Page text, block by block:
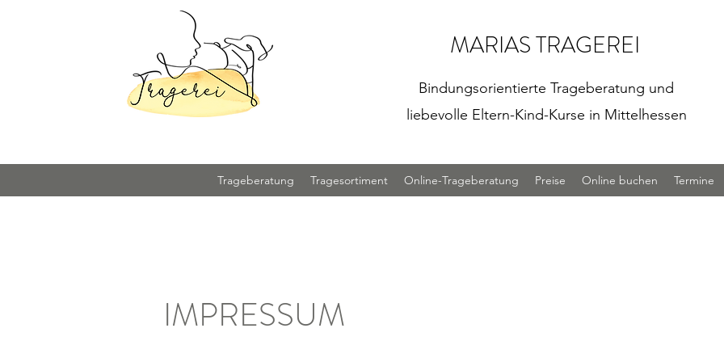
MARIAS TRAGEREI
Bindungsorientierte Trageberatung und
liebevolle Eltern-Kind-Kurse in Mittelhessen
Trageberatung Tragesortiment Online-Trageberatung Preise Online buchen Termine
IMPRESSUM